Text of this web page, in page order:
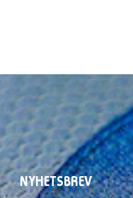
NYHETSBREV